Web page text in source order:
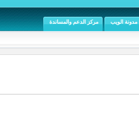
مدونة الويب مركز الدعم والمساندة